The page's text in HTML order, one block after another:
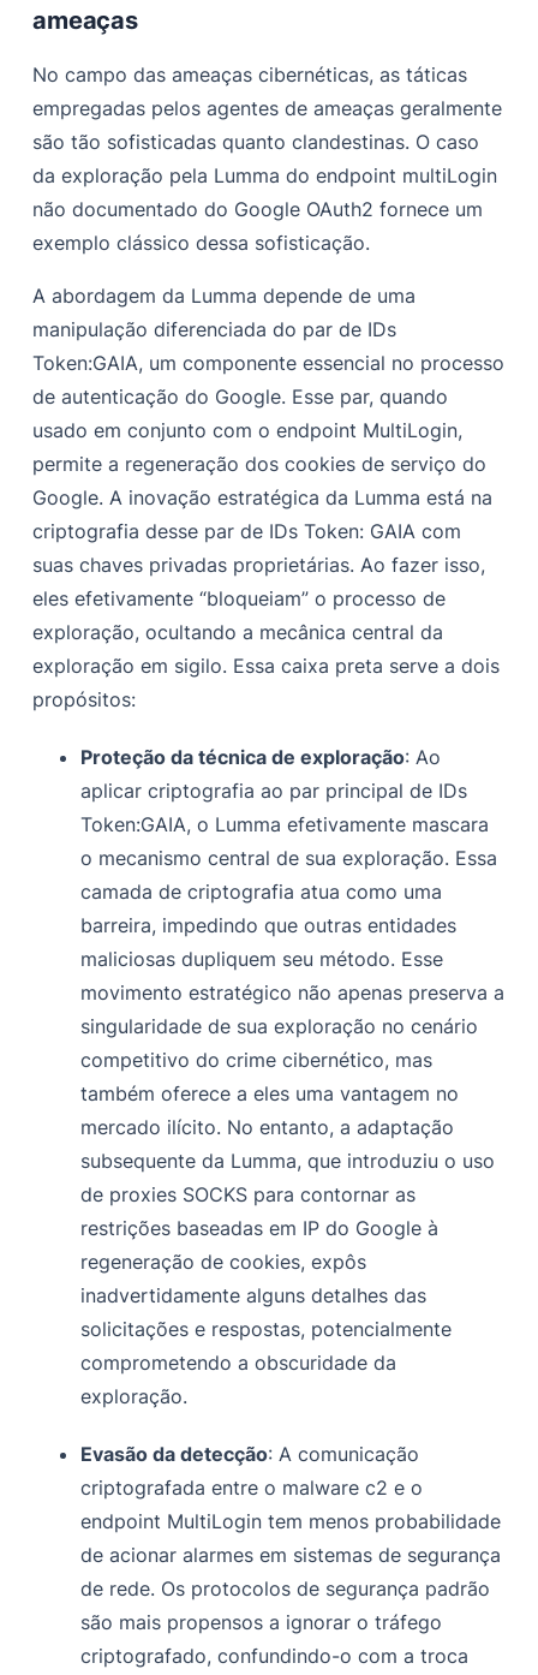
ameaças
No campo das ameaças cibernéticas, as táticas
empregadas pelos agentes de ameaças geralmente
são tão sofisticadas quanto clandestinas. O caso
da exploração pela Lumma do endpoint multiLogin
não documentado do Google OAuth2 fornece um
exemplo clássico dessa sofisticação.
A abordagem da Lumma depende de uma
manipulação diferenciada do par de IDs
Token:GAIA, um componente essencial no processo
de autenticação do Google. Esse par, quando
usado em conjunto com o endpoint MultiLogin,
permite a regeneração dos cookies de serviço do
Google. A inovação estratégica da Lumma está na
criptografia desse par de IDs Token: GAIA com
suas chaves privadas proprietárias. Ao fazer isso,
eles efetivamente “bloqueiam” o processo de
exploração, ocultando a mecânica central da
exploração em sigilo. Essa caixa preta serve a dois
propósitos:
Proteção da técnica de exploração: Ao
aplicar criptografia ao par principal de IDs
Token:GAIA, o Lumma efetivamente mascara
o mecanismo central de sua exploração. Essa
camada de criptografia atua como uma
barreira, impedindo que outras entidades
maliciosas dupliquem seu método. Esse
movimento estratégico não apenas preserva a
singularidade de sua exploração no cenário
competitivo do crime cibernético, mas
também oferece a eles uma vantagem no
mercado ilícito. No entanto, a adaptação
subsequente da Lumma, que introduziu o uso
de proxies SOCKS para contornar as
restrições baseadas em IP do Google à
regeneração de cookies, expôs
inadvertidamente alguns detalhes das
solicitações e respostas, potencialmente
comprometendo a obscuridade da
exploração.
Evasão da detecção: A comunicação
criptografada entre o malware c2 e o
endpoint MultiLogin tem menos probabilidade
de acionar alarmes em sistemas de segurança
de rede. Os protocolos de segurança padrão
são mais propensos a ignorar o tráfego
criptografado, confundindo-o com a troca